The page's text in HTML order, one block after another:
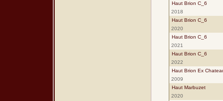
Haut Brion C_6
2018
Haut Brion C_6
2020
Haut Brion C_6
2021
Haut Brion C_6
2022
Haut Brion Ex
2009
Haut Marbuzet
2020